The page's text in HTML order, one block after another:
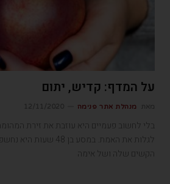
על המדף: קדיש, יתום
מנהלת אתר פנימה
בלי לחשוב פעמיים היא עוזבת את זירת
לגלות את האמת. במסע בן
הקשים שלה ושל אימה